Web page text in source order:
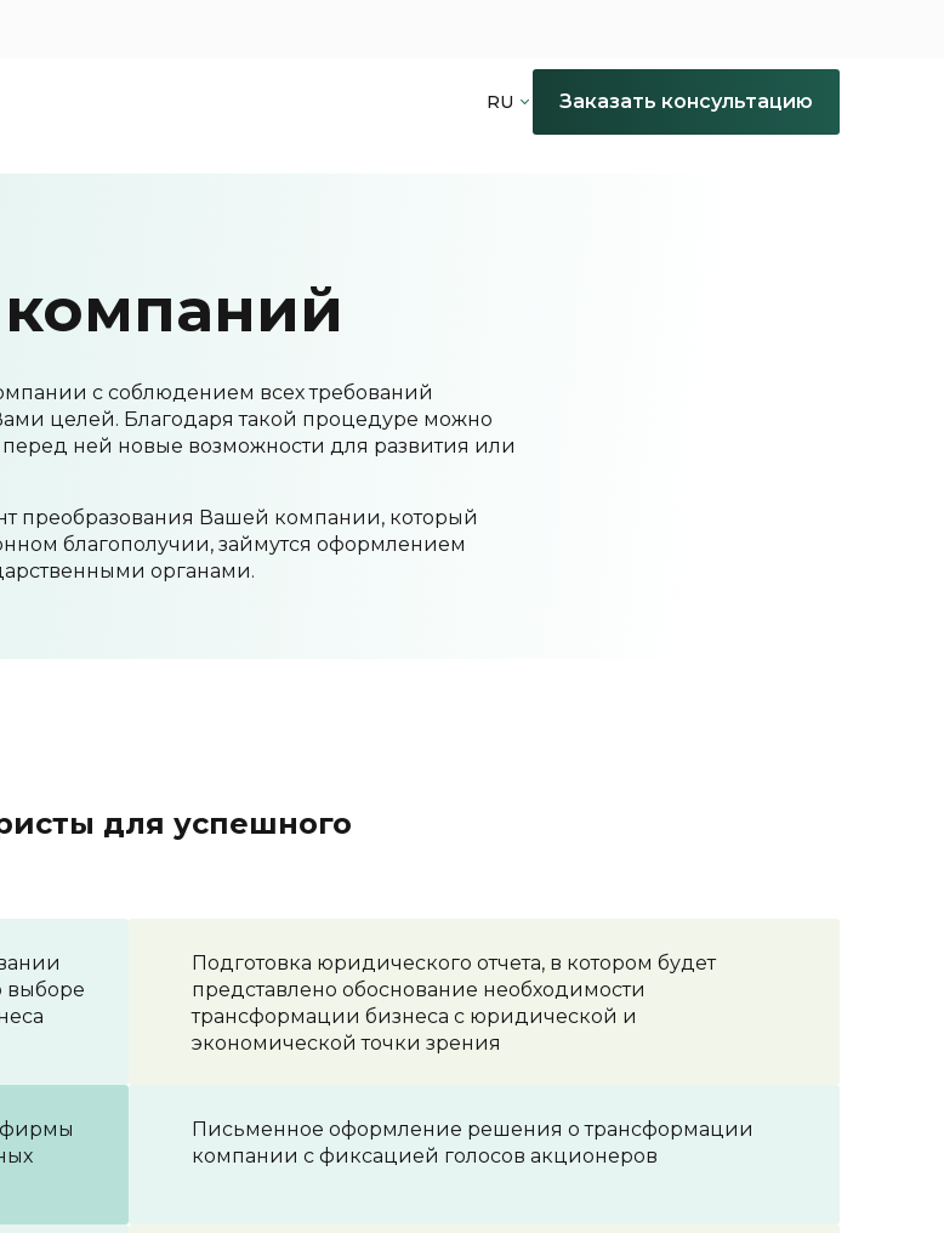
RU Заказать консультацию
с соблюдением всех требований
целей. Благодаря такой процедуре можно
ней новые возможности для развития или
преобразования Вашей компании, который
благополучии, займутся оформлением
органами.
для успешного
выборе
Подготовка юридического отчета, в котором будет
представлено обоснование необходимости
трансформации бизнеса с юридической и
экономической точки зрения
фирмы
Письменное оформление решения о трансформации
компании с фиксацией голосов акционеров